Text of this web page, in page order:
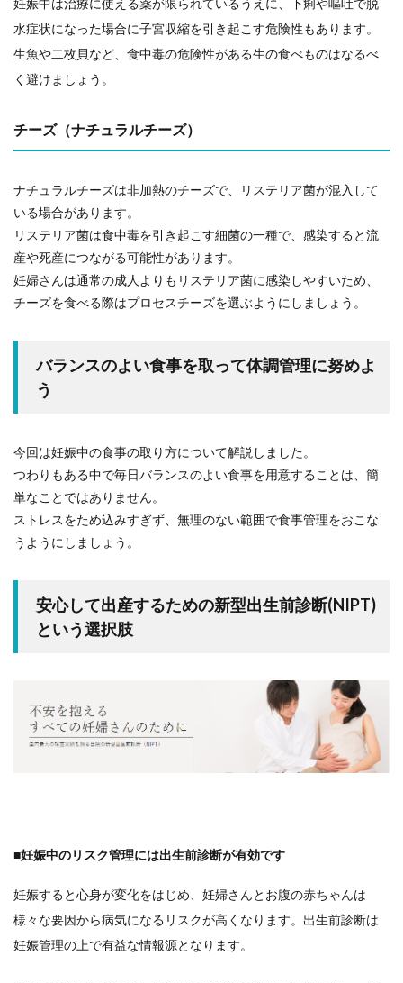
妊娠中は治療に使える薬が限られているうえに、下痢や嘔吐で脱
水症状になった場合に子宮収縮を引き起こす危険性もあります。
生魚や二枚貝など、食中毒の危険性がある生の食べものはなるべ
く避けましょう。
チーズ（ナチュラルチーズ）
ナチュラルチーズは非加熱のチーズで、リステリア菌が混入して
いる場合があります。
リステリア菌は食中毒を引き起こす細菌の一種で、感染すると流
産や死産につながる可能性があります。
妊婦さんは通常の成人よりもリステリア菌に感染しやすいため、
チーズを食べる際はプロセスチーズを選ぶようにしましょう。
バランスのよい食事を取って体調管理に努めよ
う
今回は妊娠中の食事の取り方について解説しました。
つわりもある中で毎日バランスのよい食事を用意することは、簡
単なことではありません。
ストレスをため込みすぎず、無理のない範囲で食事管理をおこな
うようにしましょう。
安心して出産するための新型出生前診断(NIPT)
という選択肢
■妊娠中のリスク管理には出生前診断が有効です
妊娠すると心身が変化をはじめ、妊婦さんとお腹の赤ちゃんは
様々な要因から病気になるリスクが高くなります。出生前診断は
妊娠管理の上で有益な情報源となります。